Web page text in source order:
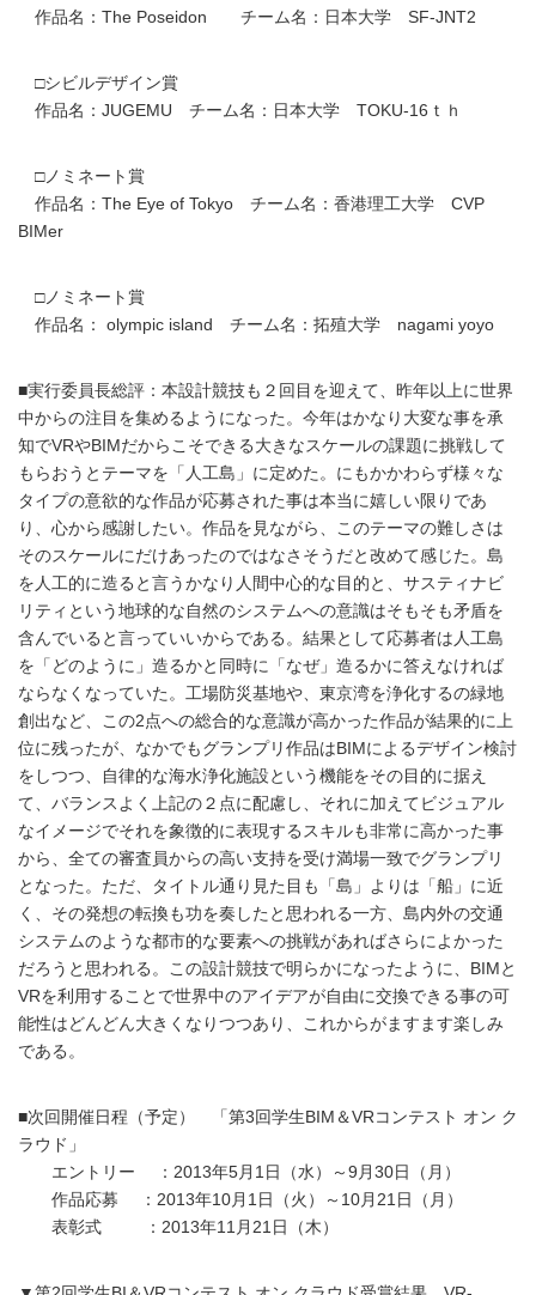
作品名：The Poseidon チーム名：日本大学 SF-JNT2
□シビルデザイン賞
作品名：JUGEMU チーム名：日本大学 TOKU-16ｔｈ
□ノミネート賞
作品名：The Eye of Tokyo チーム名：香港理工大学 CVP
BIMer
□ノミネート賞
作品名： olympic island チーム名：拓殖大学 nagami yoyo
■実行委員長総評：本設計競技も２回目を迎えて、昨年以上に世界
中からの注目を集めるようになった。今年はかなり大変な事を承
知でVRやBIMだからこそできる大きなスケールの課題に挑戦して
もらおうとテーマを「人工島」に定めた。にもかかわらず様々な
タイプの意欲的な作品が応募された事は本当に嬉しい限りであ
り、心から感謝したい。作品を見ながら、このテーマの難しさは
そのスケールにだけあったのではなさそうだと改めて感じた。島
を人工的に造ると言うかなり人間中心的な目的と、サスティナビ
リティという地球的な自然のシステムへの意識はそもそも矛盾を
含んでいると言っていいからである。結果として応募者は人工島
を「どのように」造るかと同時に「なぜ」造るかに答えなければ
ならなくなっていた。工場防災基地や、東京湾を浄化するの緑地
創出など、この2点への総合的な意識が高かった作品が結果的に上
位に残ったが、なかでもグランプリ作品はBIMによるデザイン検討
をしつつ、自律的な海水浄化施設という機能をその目的に据え
て、バランスよく上記の２点に配慮し、それに加えてビジュアル
なイメージでそれを象徴的に表現するスキルも非常に高かった事
から、全ての審査員からの高い支持を受け満場一致でグランプリ
となった。ただ、タイトル通り見た目も「島」よりは「船」に近
く、その発想の転換も功を奏したと思われる一方、島内外の交通
システムのような都市的な要素への挑戦があればさらによかった
だろうと思われる。この設計競技で明らかになったように、BIMと
VRを利用することで世界中のアイデアが自由に交換できる事の可
能性はどんどん大きくなりつつあり、これからがますます楽しみ
である。
■次回開催日程（予定） 「第3回学生BIM＆VRコンテスト オン ク
ラウド」
エントリー ：2013年5月1日（水）～9月30日（月）
作品応募 ：2013年10月1日（火）～10月21日（月）
表彰式 ：2013年11月21日（木）